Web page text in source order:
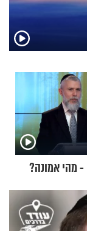
- מהי אמונה?